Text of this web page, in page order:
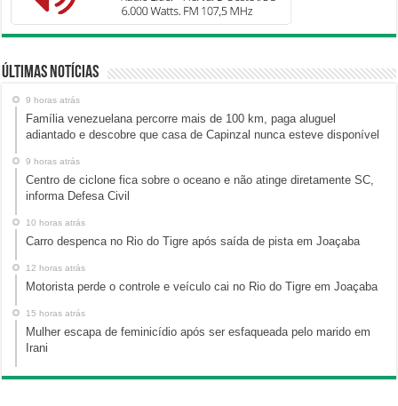
Últimas Notícias
9 horas atrás
Família venezuelana percorre mais de 100 km, paga aluguel
adiantado e descobre que casa de Capinzal nunca esteve disponível
9 horas atrás
Centro de ciclone fica sobre o oceano e não atinge diretamente SC,
informa Defesa Civil
10 horas atrás
Carro despenca no Rio do Tigre após saída de pista em Joaçaba
12 horas atrás
Motorista perde o controle e veículo cai no Rio do Tigre em Joaçaba
15 horas atrás
Mulher escapa de feminicídio após ser esfaqueada pelo marido em
Irani